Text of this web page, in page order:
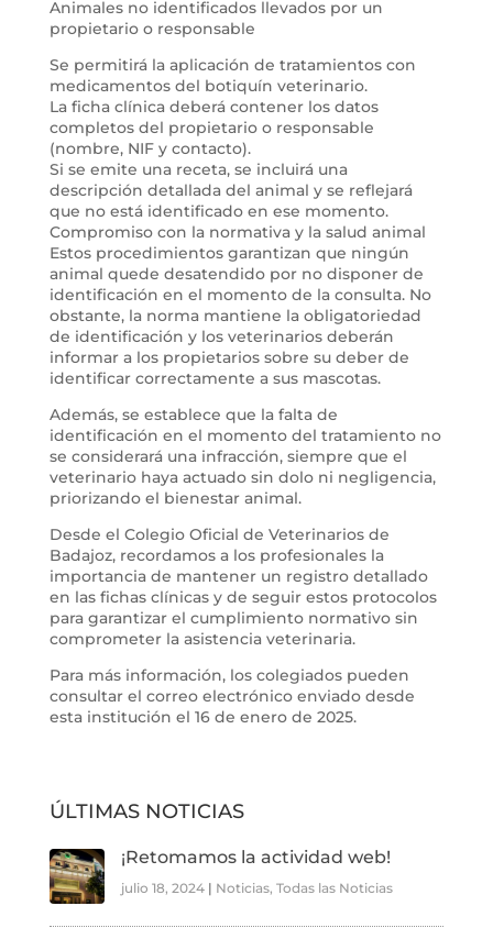
Animales no identificados llevados por un
propietario o responsable
Se permitirá la aplicación de tratamientos con
medicamentos del botiquín veterinario.
La ficha clínica deberá contener los datos
completos del propietario o responsable
(nombre, NIF y contacto).
Si se emite una receta, se incluirá una
descripción detallada del animal y se reflejará
que no está identificado en ese momento.
Compromiso con la normativa y la salud animal
Estos procedimientos garantizan que ningún
animal quede desatendido por no disponer de
identificación en el momento de la consulta. No
obstante, la norma mantiene la obligatoriedad
de identificación y los veterinarios deberán
informar a los propietarios sobre su deber de
identificar correctamente a sus mascotas.
Además, se establece que la falta de
identificación en el momento del tratamiento no
se considerará una infracción, siempre que el
veterinario haya actuado sin dolo ni negligencia,
priorizando el bienestar animal.
Desde el Colegio Oficial de Veterinarios de
Badajoz, recordamos a los profesionales la
importancia de mantener un registro detallado
en las fichas clínicas y de seguir estos protocolos
para garantizar el cumplimiento normativo sin
comprometer la asistencia veterinaria.
Para más información, los colegiados pueden
consultar el correo electrónico enviado desde
esta institución el 16 de enero de 2025.
ÚLTIMAS NOTICIAS
¡Retomamos la actividad web!
julio 18, 2024| Noticias, Todas las Noticias